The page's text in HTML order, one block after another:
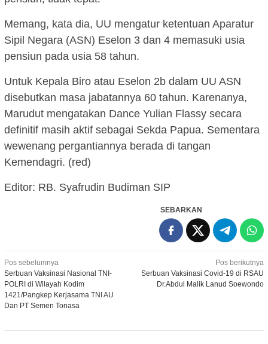
Memang, kata dia, UU mengatur ketentuan Aparatur
Sipil Negara (ASN) Eselon 3 dan 4 memasuki usia
pensiun pada usia 58 tahun.
Untuk Kepala Biro atau Eselon 2b dalam UU ASN
disebutkan masa jabatannya 60 tahun. Karenanya,
Marudut mengatakan Dance Yulian Flassy secara
definitif masih aktif sebagai Sekda Papua. Sementara
wewenang pergantiannya berada di tangan
Kemendagri. (red)
Editor: RB. Syafrudin Budiman SIP
SEBARKAN
Navigasi
pos
Pos sebelumnya
Serbuan Vaksinasi Nasional TNI-
POLRI di Wilayah Kodim
1421/Pangkep Kerjasama TNI AU
Dan PT Semen Tonasa
Pos berikutnya
Serbuan Vaksinasi Covid-19 di RSAU
Dr.Abdul Malik Lanud Soewondo